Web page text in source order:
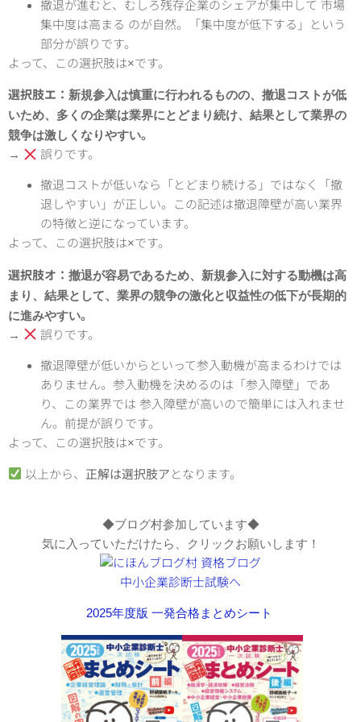
撤退が進むと、むしろ残存企業のシェアが集中して 市場
集中度は高まる のが自然。
「集中度が低下する」という
部分が誤りです。
よって、この選択肢は×です。
選択肢エ： 新規参入は慎重に行われるものの、撤退コストが低
いため、多くの企業は業界にとどまり続け、結果として業界の
競争は激しくなりやすい。
→
誤りです。
撤退コストが低いなら「とどまり続ける」ではなく「撤
退しやすい」が正しい。
この記述は撤退障壁が高い業界
の特徴と逆になっています。
よって、この選択肢は×です。
選択肢オ： 撤退が容易であるため、新規参入に対する動機は高
まり、結果として、業界の競争の激化と収益性の低下が長期的
に進みやすい。
→
誤りです。
撤退障壁が低いからといって参入動機が高まるわけでは
ありません。 参入動機を決めるのは「参入障壁」であ
り、この業界では 参入障壁が高いので簡単には入れませ
ん。前提が誤りです。
よって、この選択肢は×です。
以上から、 正解は選択肢ア となります。
◆ブログ村参加しています◆
気に入っていただけたら、クリックお願いします！
2025年度版 一発合格まとめシート